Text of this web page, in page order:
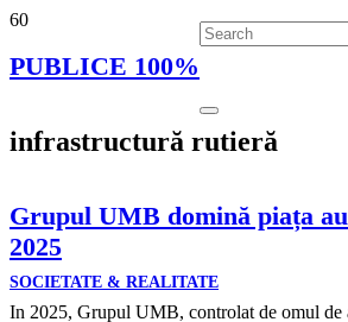
PUBLICE 100%
infrastructură rutieră
Grupul UMB domină piața
2025
SOCIETATE & REALITATE
In 2025, Grupul UMB, controlat de omul de